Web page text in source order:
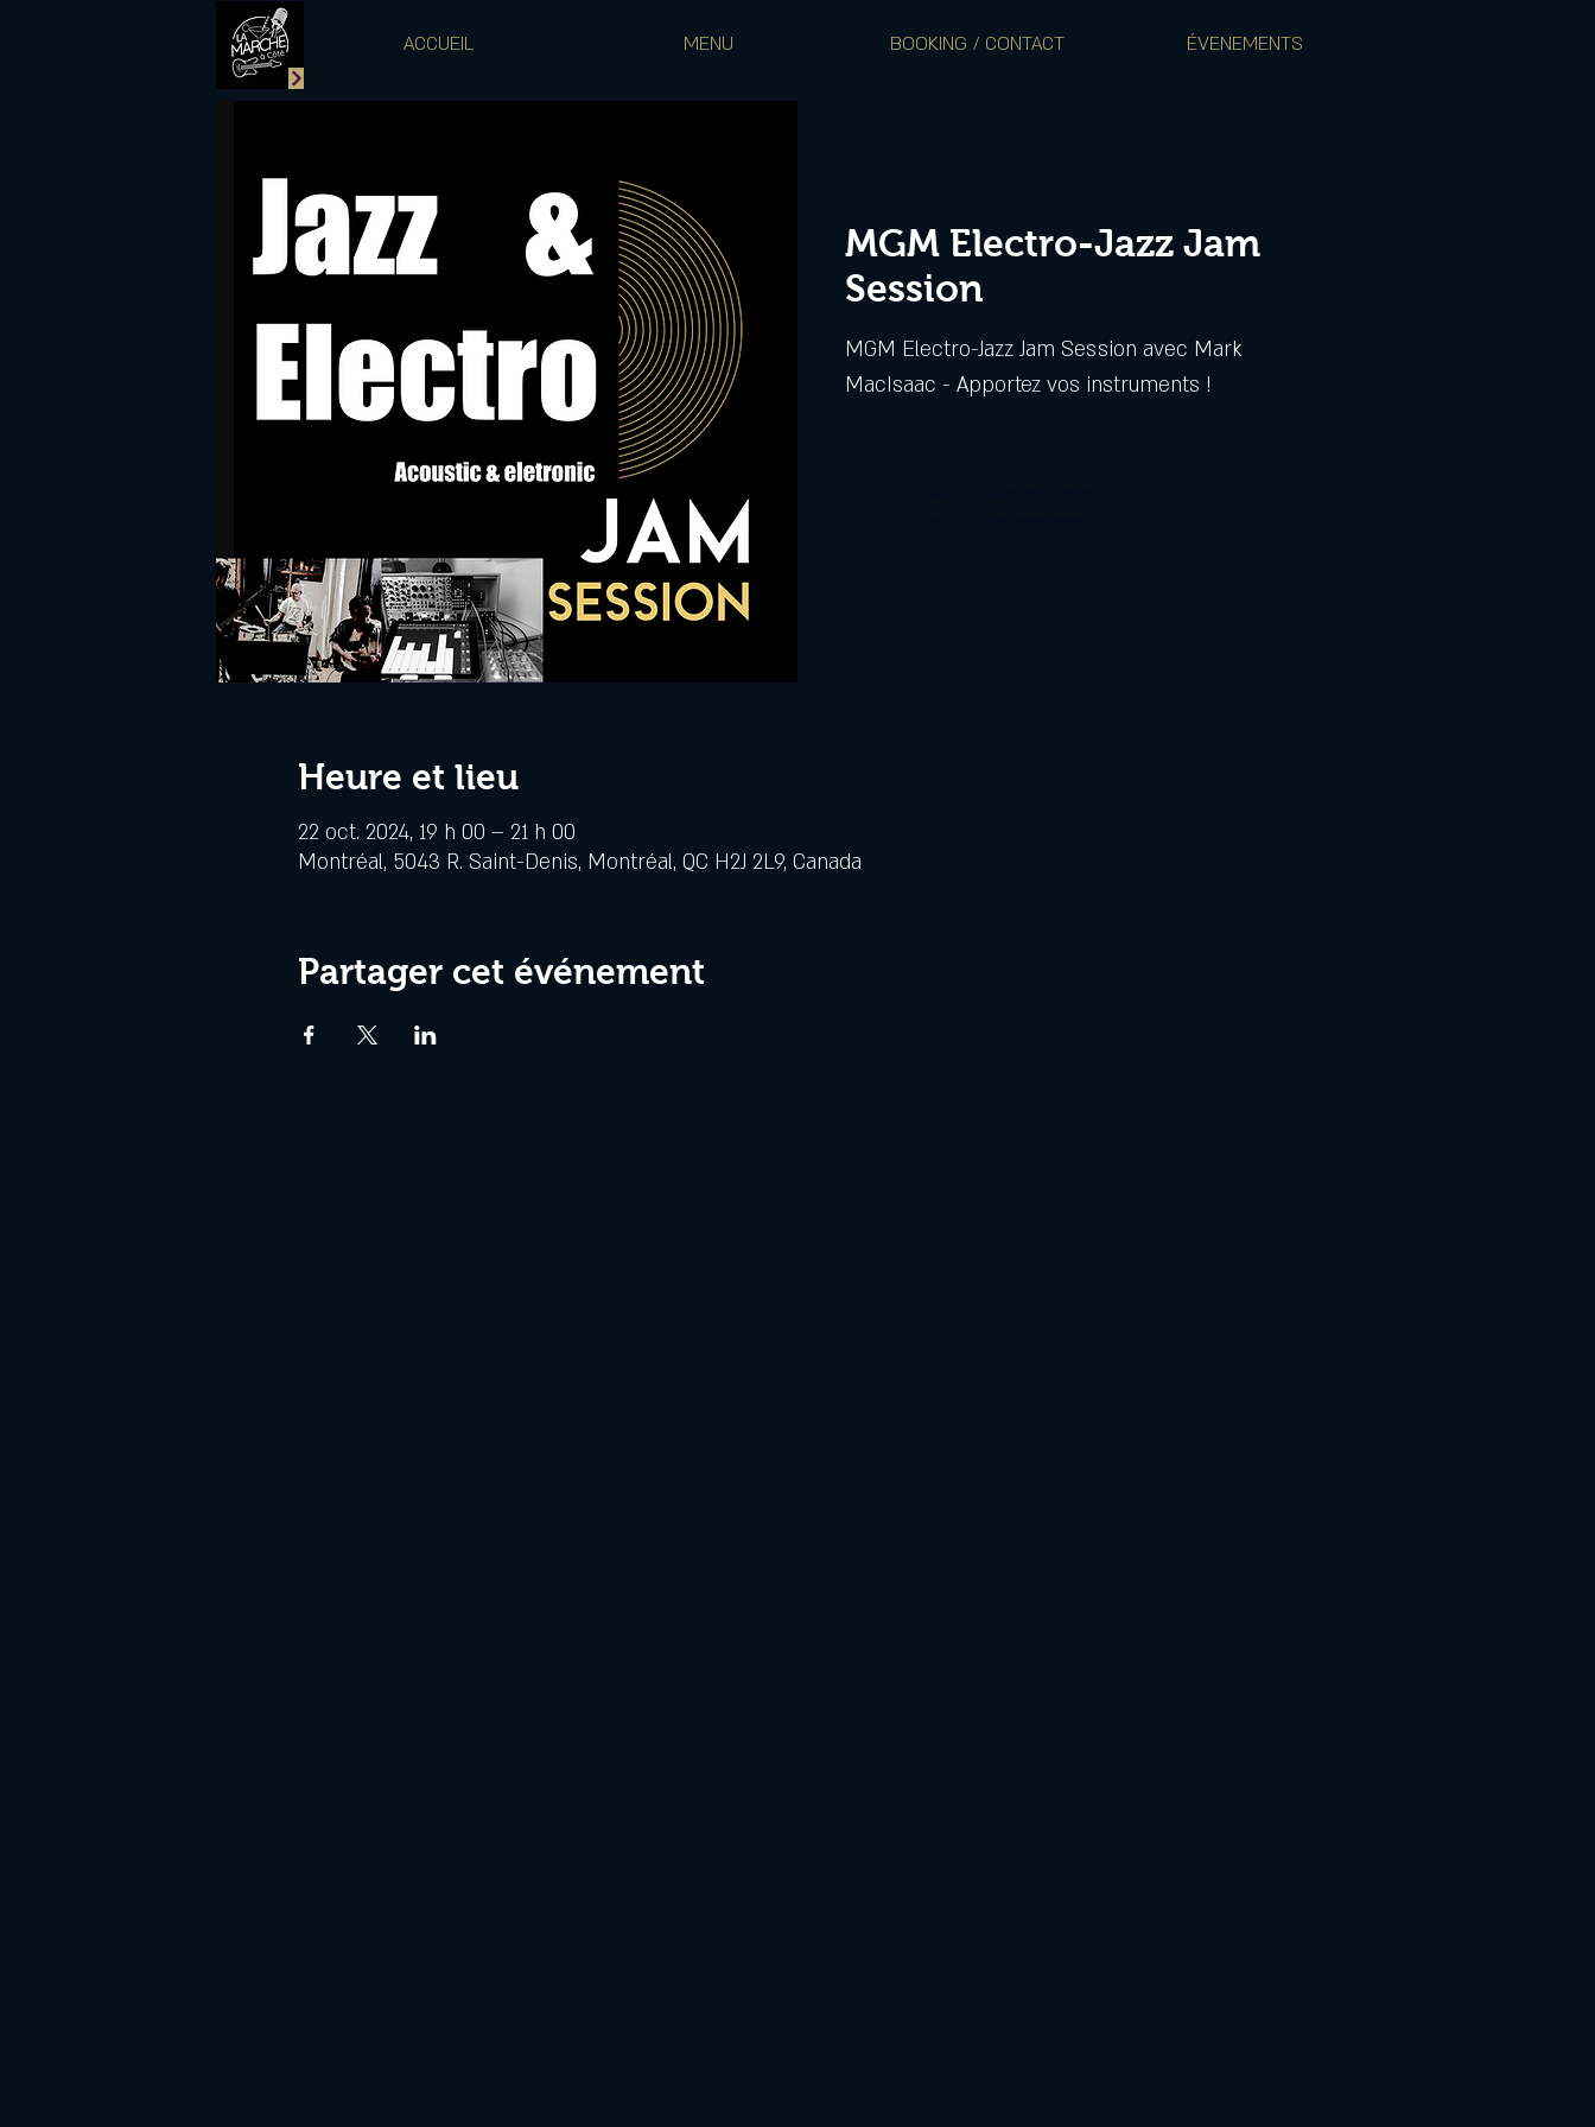
ACCUEIL MENU BOOKING / CONTACT ÉVENEMENTS
MGM Electro-Jazz Jam
Session
MGM Electro-Jazz Jam Session avec Mark
MacIsaac - Apportez vos instruments !
Heure et lieu
22 oct. 2024, 19 h 00 – 21 h 00
Montréal, 5043 R. Saint-Denis, Montréal, QC H2J 2L9, Canada
Partager cet événement